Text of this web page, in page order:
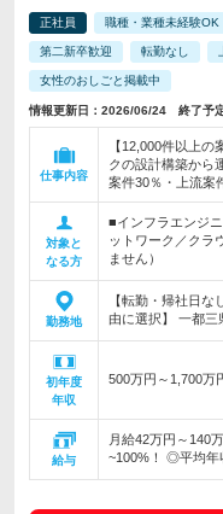
正社員 職種・業種未経験OK
第二新卒歓迎 転勤なし
女性のおしごと掲載中
情報更新日：2026/06/24 終了予
仕事内容
【12,000件以上
クの設計構築から
案件30％・上流案
対象と
なる方
■インフラエンジ
ットワーク／クラ
ません）
勤務地
【転勤・帰社日
由に選択】 一都三
初年度
年収
500万円～1,700万
給与
月給42万円～140
~100%！ ◎平均年